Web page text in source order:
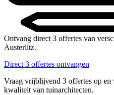
Ontvang direct 3 offertes van
Austerlitz.
Direct 3 offertes ontvangen
Vraag vrijblijvend 3 offertes op en
kwaliteit van tuinarchitecten.